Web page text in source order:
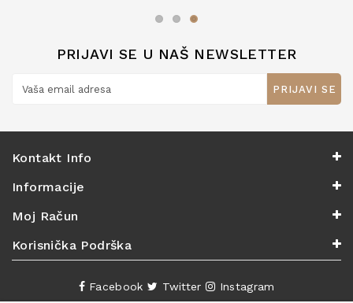
PRIJAVI SE U NAŠ NEWSLETTER
PRIJAVI SE
Kontakt Info
Informacije
Moj Račun
Korisnička Podrška
Facebook Twitter Instagram